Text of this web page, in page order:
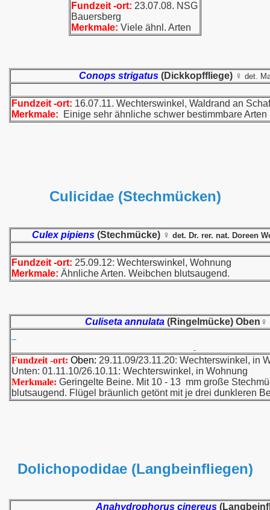
Fundzeit -ort: 23.07.08. NSG
Bauersberg
Merkmale: Viele ähnl. Arten
Conops strigatus (Dickkopffliege) ♀ det.
Fundzeit -ort: 16.07.11. Wechterswinkel, Waldrand an
Merkmale: Einige sehr ähnliche schwer bestimmbare Arten
Culicidae (Stechmücken)
Culex pipiens (Stechmücke) ♀ det. Dr. rer. nat. Doreen
Fundzeit -ort: 25.09.12: Wechterswinkel, Wohnung
Merkmale: Ähnliche Arten. Weibchen blutsaugend.
Culiseta annulata(Ringelmücke) Oben♀
Fundzeit -ort: Oben: 29.11.09/23.11.20: Wechterswinkel, in
Unten: 01.11.10/26.10.11: Wechterswinkel, in Wohnung
Merkmale: Geringelte Beine. Mit 10 - 13 mm große
blutsaugend. Flügel bräunlich getönt mit je drei dunkleren
Dolichopodidae (Langbeinfliegen)
Anahydrophorus cinereus